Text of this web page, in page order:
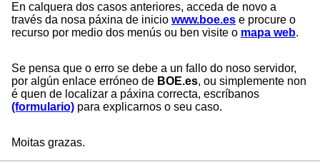
En calquera dos casos anteriores, acceda de novo a
través da nosa páxina de inicio www.boe.es e procure o
recurso por medio dos menús ou ben visite o mapa web.
Se pensa que o erro se debe a un fallo do noso servidor,
por algún enlace erróneo de BOE.es, ou simplemente non
é quen de localizar a páxina correcta, escríbanos
(formulario) para explicarnos o seu caso.
Moitas grazas.